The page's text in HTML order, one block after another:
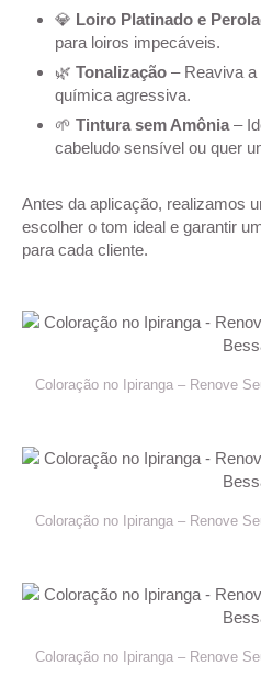
💎 Loiro Platinado e
para loiros impecáveis.
🌿 Tonalização – Reaviva a
química agressiva.
🌱 Tintura sem Amônia –
cabeludo sensível ou quer
Antes da aplicação, realizamos
escolher o tom ideal e garantir
para cada cliente.
Coloração no Ipiranga – Renove
Coloração no Ipiranga – Renove
Coloração no Ipiranga – Renove